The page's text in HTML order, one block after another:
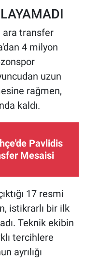
ara transfer
4 milyon
uzun
rağmen,
kaldı.
Pavlidis
Mesaisi
17 resmi
istikrarlı bir ilk
Teknik ekibin
tercihlere
ayrılığı